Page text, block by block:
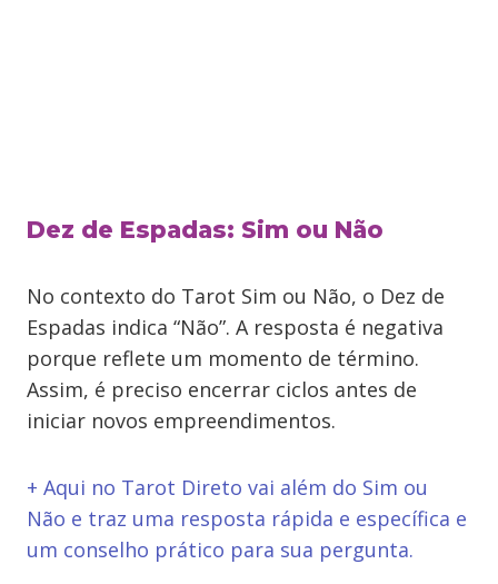
Dez de Espadas: Sim ou Não
No contexto do Tarot Sim ou Não, o Dez de
Espadas indica “Não”. A resposta é negativa
porque reflete um momento de término.
Assim, é preciso encerrar ciclos antes de
iniciar novos empreendimentos.
+ Aqui no Tarot Direto vai além do Sim ou
Não e traz uma resposta rápida e específica e
um conselho prático para sua pergunta.